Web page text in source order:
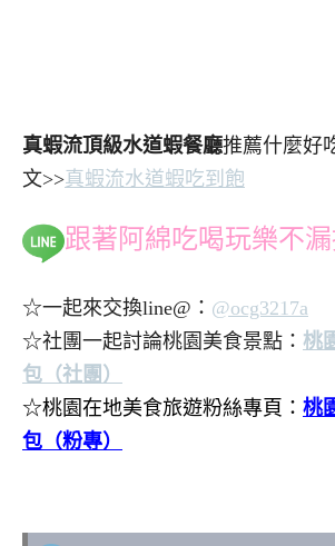
真蝦流頂級水道蝦餐廳推薦什麼好
文>>真蝦流水道蝦吃到飽
跟著阿綿吃喝玩樂不
☆一起來交換line@： @ocg3217a
☆社團一起討論桃園美食景點： 桃
包（社團）
☆桃園在地美食旅遊粉絲專頁： 桃
包（粉專）